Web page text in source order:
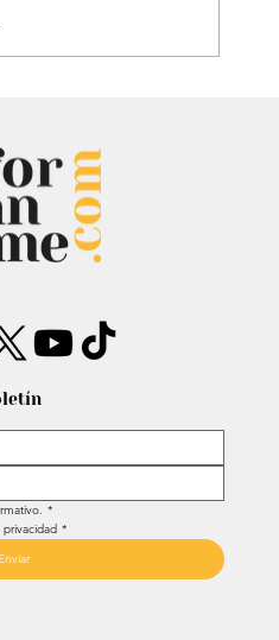
Fajardo y Edna
superar las
la sorpresa
*
*
Enviar